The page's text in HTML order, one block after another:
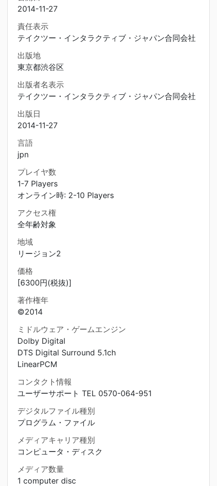
2014-11-27
責任表示
テイクツー・インタラクティブ・ジャパン合同会社
出版地
東京都渋谷区
出版者名表示
テイクツー・インタラクティブ・ジャパン合同会社
出版日
2014-11-27
言語
jpn
プレイヤ数
1-7 Players
オンライン時: 2-10 Players
アクセス権
全年齢対象
地域
リージョン2
価格
[6300円(税抜)]
著作権年
©2014
ミドルウェア・ゲームエンジン
Dolby Digital
DTS Digital Surround 5.1ch
LinearPCM
コンタクト情報
ユーザーサポート TEL 0570-064-951
デジタルファイル種別
プログラム・ファイル
メディアキャリア種別
コンピュータ・ディスク
メディア数量
1 computer disc